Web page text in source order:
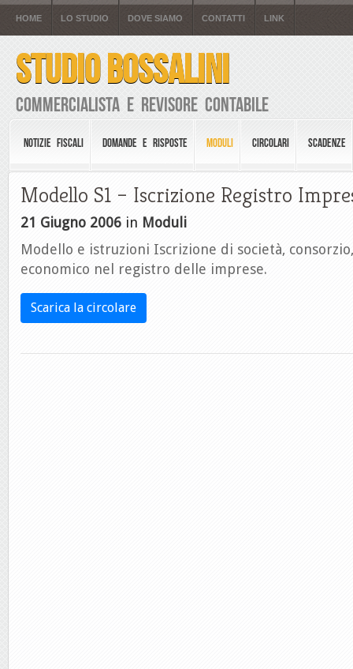
HOME LO STUDIO DOVE SIAMO CONTATTI LINK
STUDIO BOSSALINI
Commercialista e Revisore Contabile
NOTIZIE FISCALI DOMANDE E RISPOSTE MODULI CIRCOLARI SCADENZE
Modello S1 – Iscrizione Registro
21 Giugno 2006 in Moduli
Modello e istruzioni Iscrizione di società,
economico nel registro delle imprese.
Scarica la circolare